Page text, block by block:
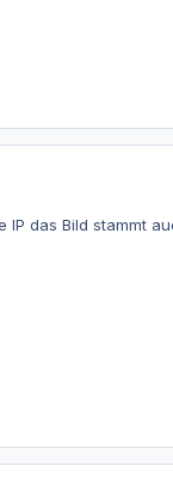
IP das Bild stammt